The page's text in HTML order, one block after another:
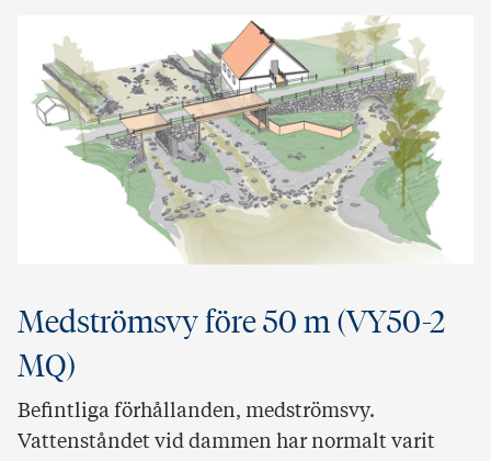
Medströmsvy före 50 m (VY50-2
MQ)
Befintliga förhållanden, medströmsvy.
Vattenståndet vid dammen har normalt varit